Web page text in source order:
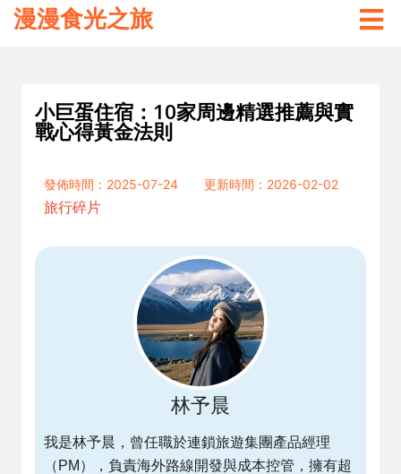
漫漫食光之旅
小巨蛋住宿：10家周邊精選推薦與實
戰心得黃金法則
發佈時間：2025-07-24
更新時間：2026-02-02
旅行碎片
林予晨
我是林予晨，曾任職於連鎖旅遊集團產品經理
（PM），負責海外路線開發與成本控管，擁有超